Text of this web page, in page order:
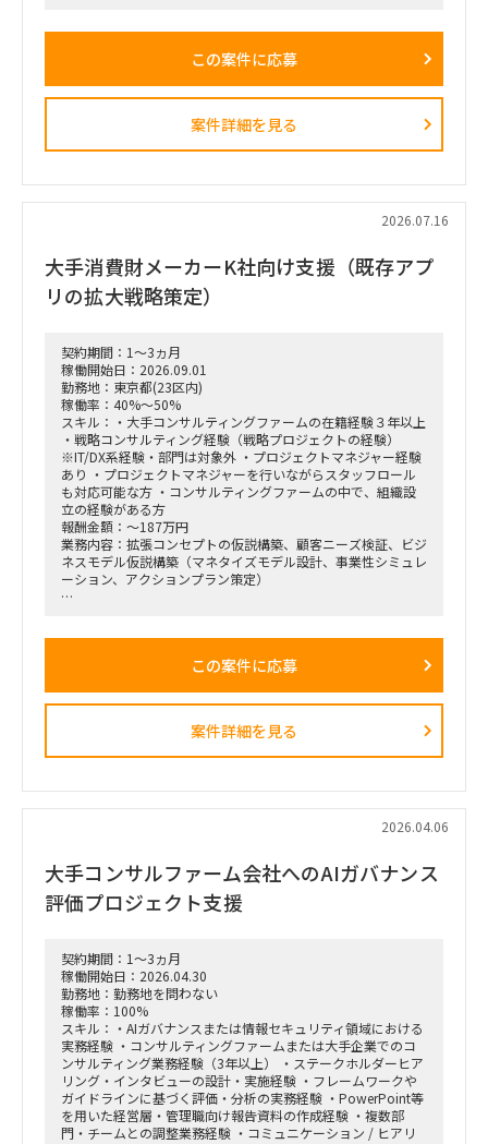
正解がない難易度の高いPJ」にプロジェクトをリードする立場
（例）
・市場環境分析、潜在市場規模（TAM、SAM）の推計、および
競合モデル調査を通じた成長戦略立案
ンス（BDD）の実行、および買収後のPMI支援
・財務モデリング（トップライン・コストの構成要素分解）を
・事業再生に向けた不採算事業の見直し、プロダクトポートフ
ォリオマネジメント、組織再編計画策定、および全社コスト削
減実行支援
この案件に応募
案件詳細を見る
2026.07.16
大手消費財メーカーK社向け支援（既存アプ
リの拡大戦略策定）
契約期間：1～3ヵ月
稼働開始日：2026.09.01
勤務地：東京都(23区内)
稼働率：40%～50%
スキル：・大手コンサルティングファームの在籍経験３年以上
・戦略コンサルティング経験（戦略プロジェクトの経験）
※IT/DX系経験・部門は対象外 ・プロジェクトマネジャー経験
あり ・プロジェクトマネジャーを行いながらスタッフロール
も対応可能な方 ・コンサルティングファームの中で、組織設
立の経験がある方
報酬金額：～187万円
業務内容：拡張コンセプトの仮説構築、顧客ニーズ検証、ビジ
ネスモデル仮説構築（マネタイズモデル設計、事業性シミュレ
ーション、アクションプラン策定）
・全社戦略・事業戦略および中期経営計画策定
競合モデル調査を通じた成長戦略立案
・M&A・アライアンス戦略の立案、ビジネスデューデリジェ
・財務モデリング（トップライン・コストの構成要素分解）を
用いた事業計画の蓋然性検証と買収効果定量化
・新規事業開発における事業コンセプト策定、プロトタイピン
ォリオマネジメント、組織再編計画策定、および全社コスト削
減実行支援
この案件に応募
案件詳細を見る
2026.04.06
大手コンサルファーム会社へのAIガバナンス
評価プロジェクト支援
契約期間：1～3ヵ月
稼働開始日：2026.04.30
勤務地：勤務地を問わない
稼働率：100%
スキル：・AIガバナンスまたは情報セキュリティ領域における
実務経験 ・コンサルティングファームまたは大手企業でのコ
ンサルティング業務経験（3年以上） ・ステークホルダーヒア
リング・インタビューの設計・実施経験 ・フレームワークや
ガイドラインに基づく評価・分析の実務経験 ・PowerPoint等
を用いた経営層・管理職向け報告資料の作成経験 ・複数部
門・チームとの調整業務経験 ・コミュニケーション / ヒアリ